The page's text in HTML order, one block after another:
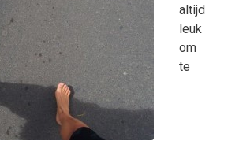
altijd
leuk
om
te